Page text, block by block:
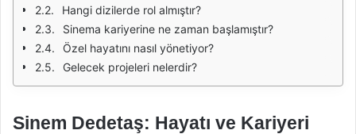
Hangi dizilerde rol almıştır?
Sinema kariyerine ne zaman başlamıştır?
Özel hayatını nasıl yönetiyor?
Gelecek projeleri nelerdir?
Sinem Dedetaş: Hayatı ve Kariyeri